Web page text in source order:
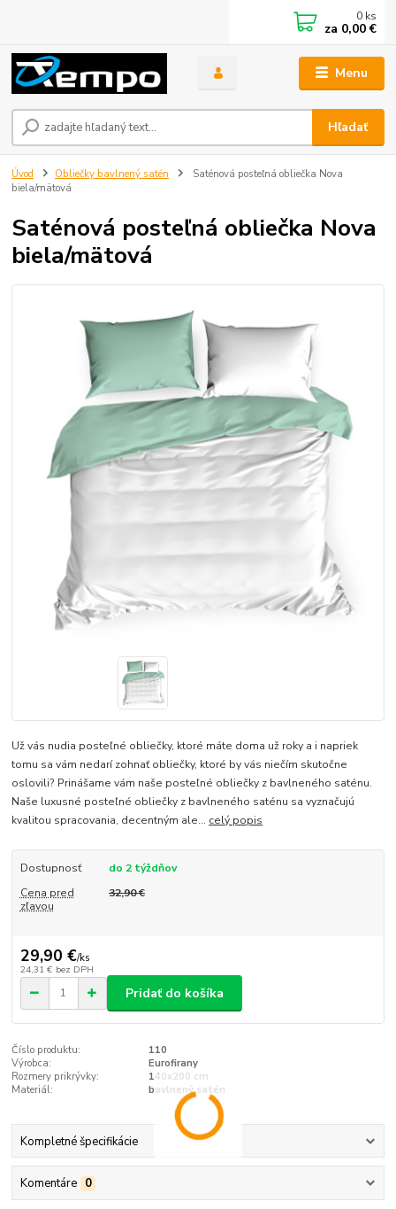
Menu
Hľadať
0 ks
za 0,00 €
Úvod Obliečky bavlnený satén
Saténová posteľná obliečka Nova
biela/mätová
Saténová posteľná obliečka Nova
biela/mätová
Už vás nudia posteľné obliečky, ktoré máte doma už roky a i napriek
tomu sa vám nedarí zohnať obliečky, ktoré by vás niečím skutočne
oslovili? Prinášame vám naše posteľné obliečky z bavlneného saténu.
Naše luxusné posteľné obliečky z bavlneného saténu sa vyznačujú
kvalitou spracovania, decentným ale... celý popis
Dostupnosť
do 2 týždňov
Cena pred
zľavou
32,90 €
29,90 €/ks
24,31 € bez DPH
Pridať do košíka
Číslo produktu:
110
Výrobca:
Eurofirany
Rozmery prikrývky:
140x200 cm
Materiál:
bavlnený satén
Kompletné špecifikácie
Komentáre 0